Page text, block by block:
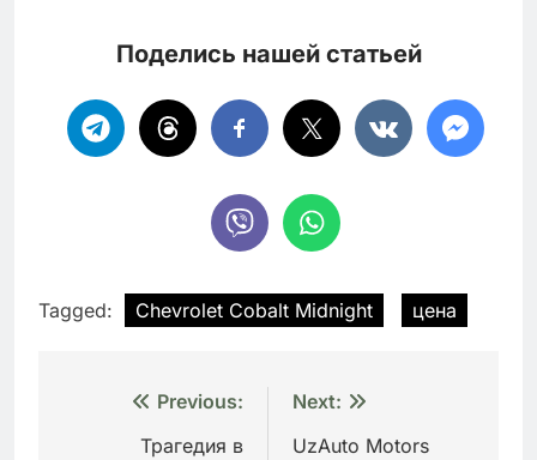
Поделись нашей статьей
Tagged: Chevrolet Cobalt Midnight цена
Навигация
Previous:
Трагедия в
Next:
UzAuto Motors